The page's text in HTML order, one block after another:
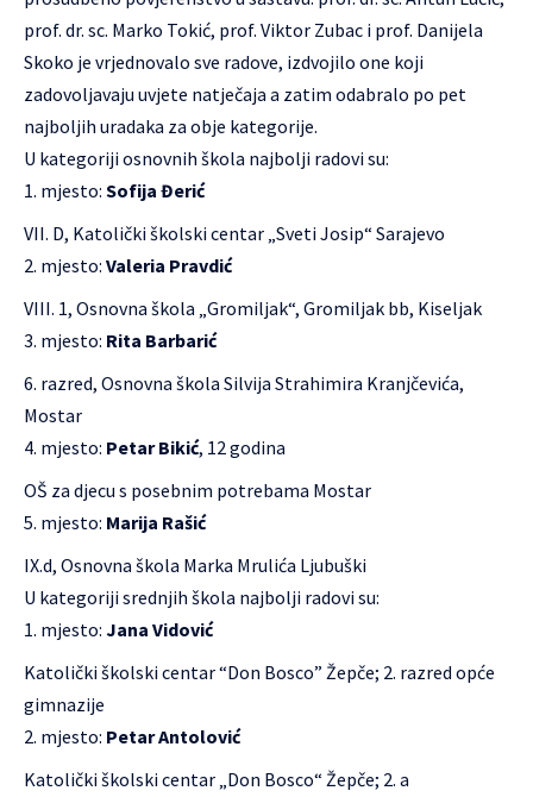
prof. dr. sc. Marko Tokić, prof. Viktor Zubac i prof. Danijela
Skoko je vrjednovalo sve radove, izdvojilo one koji
zadovoljavaju uvjete natječaja a zatim odabralo po pet
najboljih uradaka za obje kategorije.
U kategoriji osnovnih škola najbolji radovi su:
mjesto: Sofija Đerić
VII. D, Katolički školski centar „Sveti Josip“ Sarajevo
mjesto: Valeria Pravdić
VIII. 1, Osnovna škola „Gromiljak“, Gromiljak bb, Kiseljak
mjesto: Rita Barbarić
6. razred, Osnovna škola Silvija Strahimira Kranjčevića,
Mostar
mjesto: Petar Bikić, 12 godina
OŠ za djecu s posebnim potrebama Mostar
mjesto: Marija Rašić
IX.d, Osnovna škola Marka Mrulića Ljubuški
U kategoriji srednjih škola najbolji radovi su:
mjesto: Jana Vidović
Katolički školski centar “Don Bosco” Žepče; 2. razred opće
gimnazije
mjesto: Petar Antolović
Katolički školski centar „Don Bosco“ Žepče; 2. a